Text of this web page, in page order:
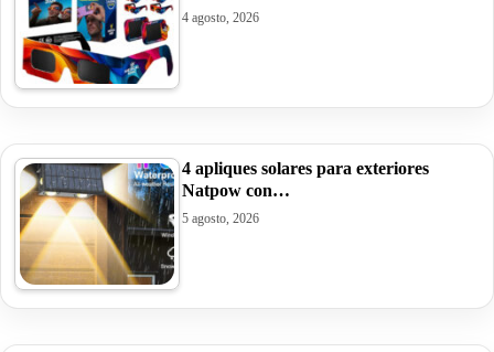
4 agosto, 2026
4 apliques solares para exteriores
Natpow con…
5 agosto, 2026